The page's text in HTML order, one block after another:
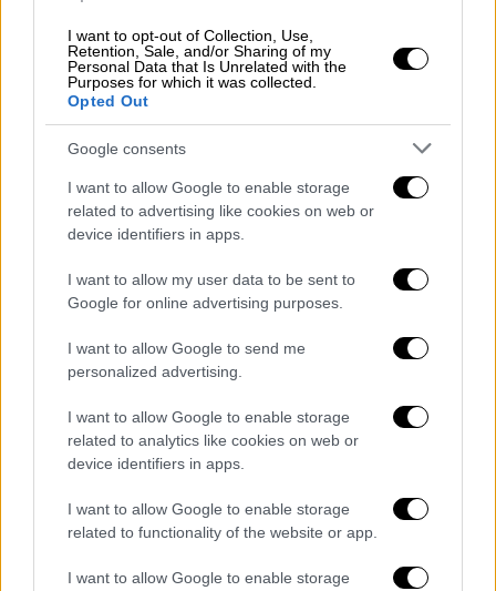
I want to opt-out of Collection, Use,
Retention, Sale, and/or Sharing of my
Personal Data that Is Unrelated with the
Purposes for which it was collected.
Opted Out
Google consents
I want to allow Google to enable storage
related to advertising like cookies on web or
device identifiers in apps.
I want to allow my user data to be sent to
Google for online advertising purposes.
I want to allow Google to send me
personalized advertising.
I want to allow Google to enable storage
related to analytics like cookies on web or
device identifiers in apps.
I want to allow Google to enable storage
related to functionality of the website or app.
I want to allow Google to enable storage
πανελλαδικές εξετάσεις
βάσεις 2020
πρόσληψη μελών ΔΕΠ
Τμήματα Ιατρικής